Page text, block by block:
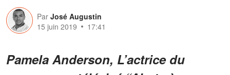
Par José Augustin
15 juin 2019
17:41
Pamela Anderson, L’actrice du